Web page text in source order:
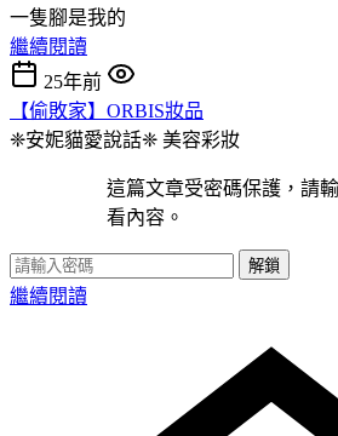
一隻腳是我的
繼續閱讀
25年前
【偷敗家】ORBIS妝品
❈安妮貓愛說話❈ 美容彩妝
這篇文章受密碼保護，請
看內容。
解鎖
繼續閱讀